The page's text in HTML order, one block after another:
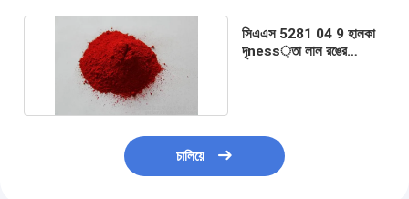
সিএএস 5281 04 9 হালকা
দৃness়তা লাল রঙের
চালিয়ে